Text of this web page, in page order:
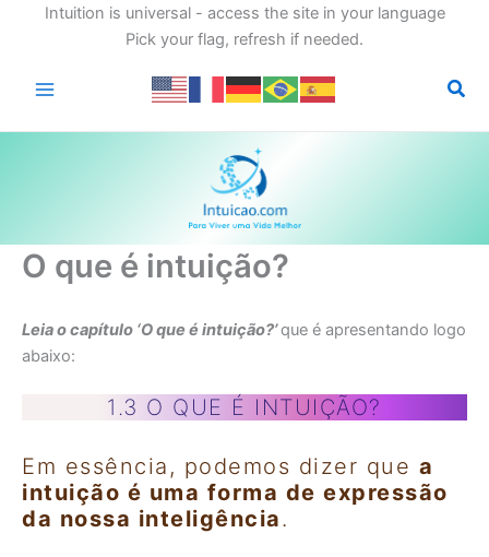
Intuition is universal - access the site in your language
Pick your flag, refresh if needed.
O que é intuição?
Leia o capítulo ‘O que é intuição?’que é apresentando logo
abaixo:
1.3 O QUE É INTUIÇÃO?
Em essência, podemos dizer que a
intuição é uma forma de expressão
da nossa inteligência.